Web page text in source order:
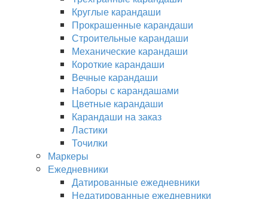
Круглые карандаши
Прокрашенные карандаши
Строительные карандаши
Механические карандаши
Короткие карандаши
Вечные карандаши
Наборы с карандашами
Цветные карандаши
Карандаши на заказ
Ластики
Точилки
Маркеры
Ежедневники
Датированные ежедневники
Недатированные ежедневники